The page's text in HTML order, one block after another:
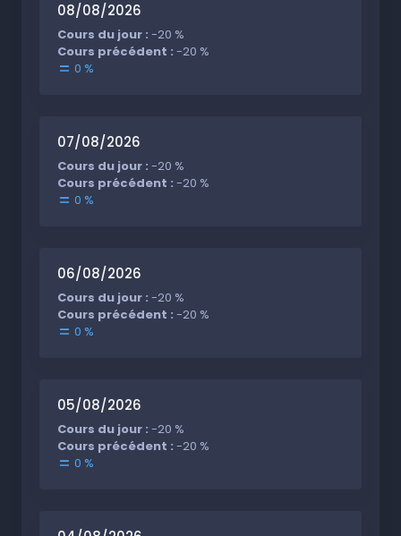
08/08/2026
Cours du jour : -20 %
Cours précédent : -20 %
0 %
07/08/2026
Cours du jour : -20 %
Cours précédent : -20 %
0 %
06/08/2026
Cours du jour : -20 %
Cours précédent : -20 %
0 %
05/08/2026
Cours du jour : -20 %
Cours précédent : -20 %
0 %